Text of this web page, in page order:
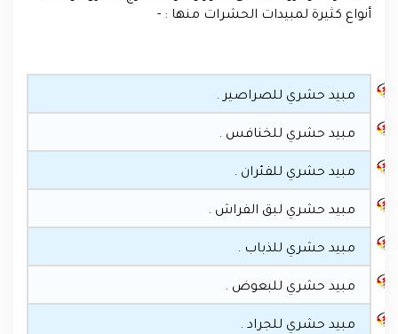
أنواع كثيرة لمبيدات الحشرات منها : -
مبيد حشري للصراصير .
مبيد حشري للخنافس .
مبيد حشري للفئران .
مبيد حشري لبق الفراش .
مبيد حشري للذباب .
مبيد حشري للبعوض .
مبيد حشري للجراد .